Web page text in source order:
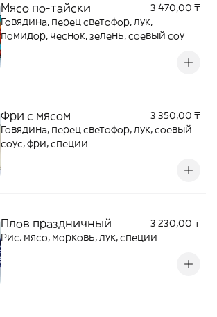
Мясо по-тайски
3 470,00 ₸
Говядина, перец светофор, лук,
помидор, чеснок, зелень, соевый соу
Фри с мясом
3 350,00 ₸
Говядина, перец светофор, лук, соевый
соус, фри, специи
Плов праздничный
3 230,00 ₸
Рис. мясо, морковь, лук, специи